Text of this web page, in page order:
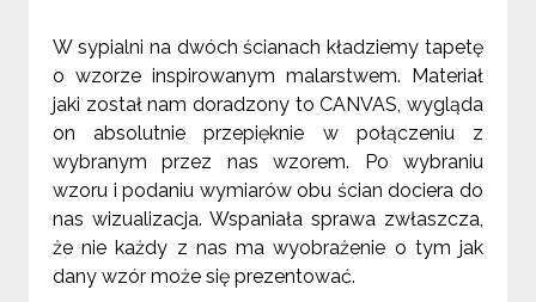
W sypialni na dwóch ścianach kładziemy tapetę
o wzorze inspirowanym malarstwem. Materiał
jaki został nam doradzony to CANVAS, wygląda
on absolutnie przepięknie w połączeniu z
wybranym przez nas wzorem. Po wybraniu
wzoru i podaniu wymiarów obu ścian dociera do
nas wizualizacja. Wspaniała sprawa zwłaszcza,
że nie każdy z nas ma wyobrażenie o tym jak
dany wzór może się prezentować.